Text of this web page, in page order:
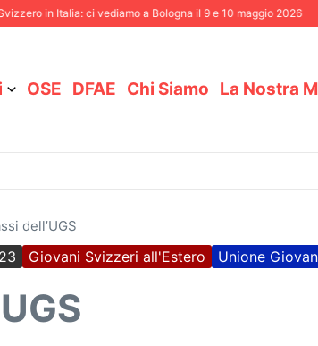
in Italia: ci vediamo a Bologna il 9 e 10 maggio 2026 Due
OSE DFAE Chi Siamo La Nostra
dell’UGS
Giovani Svizzeri all'Estero Unione